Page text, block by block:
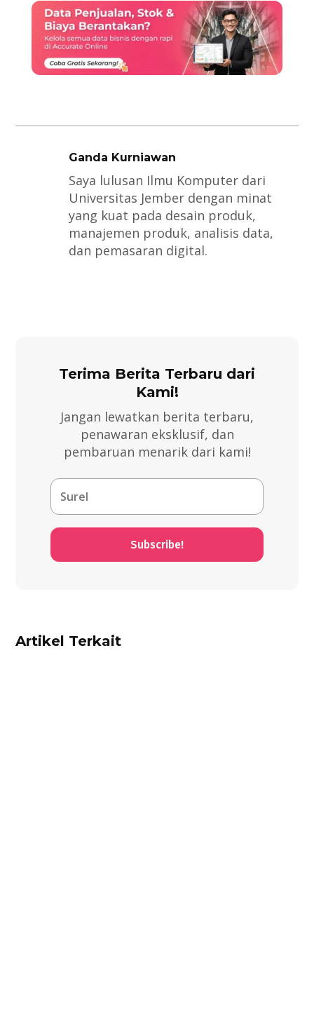
Ganda Kurniawan
Saya lulusan Ilmu Komputer dari
Universitas Jember dengan minat
yang kuat pada desain produk,
manajemen produk, analisis data,
dan pemasaran digital.
Terima Berita Terbaru dari
Kami!
Jangan lewatkan berita terbaru,
penawaran eksklusif, dan
pembaruan menarik dari kami!
Subscribe!
Artikel Terkait